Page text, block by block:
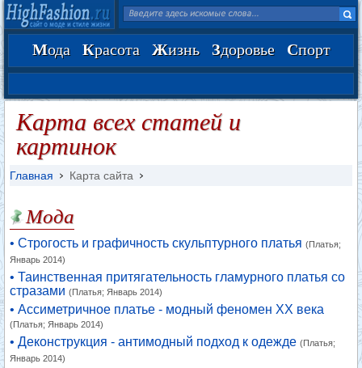
Мода Красота Жизнь Здоровье Спорт
Карта всех статей и
картинок
Главная Карта сайта
Мода
• Строгость и графичность скульптурного платья (Платья;
Январь 2014)
• Таинственная притягательность гламурного платья со
стразами (Платья; Январь 2014)
• Ассиметричное платье - модный феномен XX века
(Платья; Январь 2014)
• Деконструкция - антимодный подход к одежде (Платья;
Январь 2014)